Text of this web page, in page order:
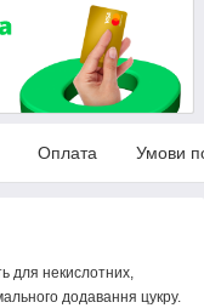
Оплата Умови
для некислотних,
додавання цукру.